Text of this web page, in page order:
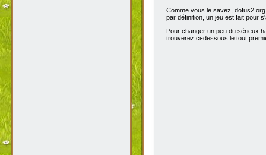
Comme vous le savez,
par définition, un jeu est fait pour
Pour changer un peu du sérieux
trouverez ci-dessous le tout